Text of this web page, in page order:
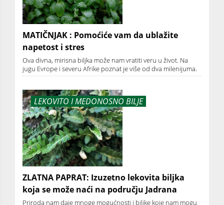
MATIČNJAK : Pomoćiće vam da ublažite
napetost i stres
Ova divna, mirisna biljka može nam vratiti veru u život. Na
jugu Evrope i severu Afrike poznat je više od dva milenijuma.
LEKOVITO I MEDONOSNO BILJE
ZLATNA PAPRAT: Izuzetno lekovita biljka
koja se može naći na području Jadrana
Priroda nam daje mnoge mogućnosti i biljke koje nam mogu